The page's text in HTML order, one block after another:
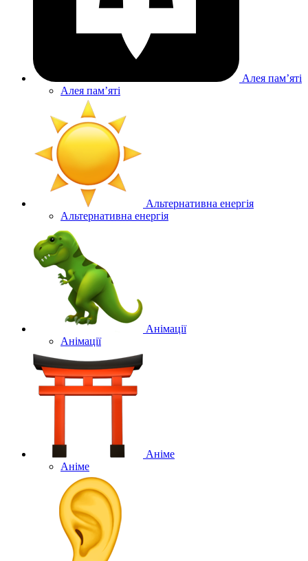
Алея памʼяті
Алея памʼяті
Альтернативна енергія
Альтернативна енергія
Анімації
Анімації
Аніме
Аніме